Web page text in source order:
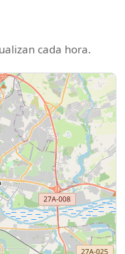
cada hora.